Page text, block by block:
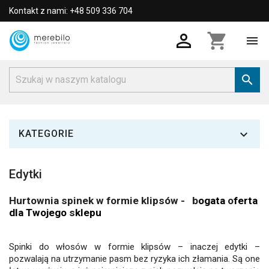
Kontakt z nami: +48 509 336 704
 shopping_cart 

KATEGORIE 
Edytki
Hurtownia spinek w formie klipsów - bogata oferta
dla Twojego sklepu
Spinki do włosów w formie klipsów – inaczej edytki –
pozwalają na utrzymanie pasm bez ryzyka ich złamania. Są one